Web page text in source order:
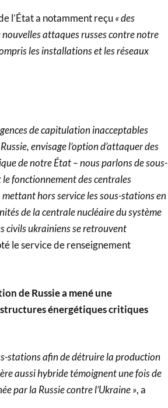
l’État a notamment reçu« des
attaques russes contre notre
les installations et les réseaux
de capitulation inacceptables
envisage l’option d’attaquer des
de notre État – nous parlons de sous-
fonctionnement des centrales
hors service les sous-stations en
de la centrale nucléaire du système
civils ukrainiens se retrouvent
le service de renseignement
de Russie a mené une
énergétiques critiques
stations afin de détruire la production
aussi hybride témoignent une fois de
par la Russie contre l’Ukraine », a